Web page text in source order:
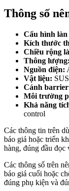
Thông số
Cấu hình làn
Kích thước
Chiều rộng
Thông lượng:
Nguồn điện:
Vật liệu:
Cánh
Môi trường
Khả năng
control
Các thông tin trên
báo giá hoặc triển
hàng, đúng đầu đọc
Các thông số trên
báo giá cuối hoặc
đúng phụ kiện và